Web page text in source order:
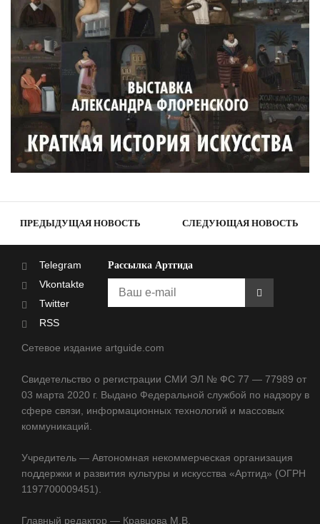
ПРЕДЫДУЩАЯ НОВОСТЬ СЛЕДУЮЩАЯ НОВОСТЬ
Telegram
Vkontakte
Twitter
RSS
Рассылка Артгида
Сетевое издание artguide.com
Свидетельство о регистрации СМИ ЭЛ № ФС 77 — 77989 от
03 марта 2020 г. Выдано Федеральной службой по надзору в
сфере связи, информационных технологий и массовых
коммуникаций.
Учредитель — Автономная некоммерческая организация
поддержки и развития культуры и искусства «Артгид» (ОГРН
1197700009451).
Главный редактор — Кравцова М.В.